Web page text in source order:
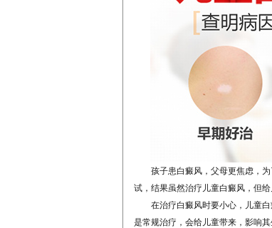
孩子患白癜风，父母更焦虑，为
试，结果虽然治疗儿童白癜风，但
在治疗白癜风时要小心，儿童白
是常规治疗，会给儿童带来，影响